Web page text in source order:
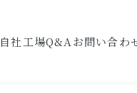
自社工場Q&A お問い合わ